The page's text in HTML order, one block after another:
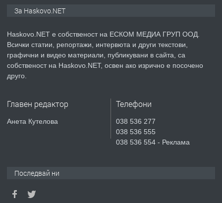
преди 3 дни
ПРЕДЛАГА СГЛОБЯВАНЕ НА МЕБЕЛИ.
№4119 Едностаен обзаведен
За Haskovo.NET
Haskovo.NET е собственост на ЕСКОМ МЕДИА ГРУП ООД.
Всички статии, репортажи, интервюта и други текстови,
графични и видео материали, публикувани в сайта, са
собственост на Haskovo.NET, освен ако изрично е посочено
друго.
Главен редактор
Анета Кутелова
Телефони
038 536 277
038 536 555
038 536 554 - Реклама
Последвай ни